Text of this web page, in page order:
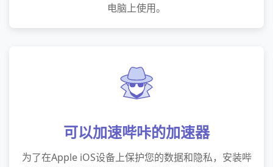
电脑上使用。
可以加速哔咔的加速器
为了在Apple iOS设备上保护您的数据和隐私，安装哔